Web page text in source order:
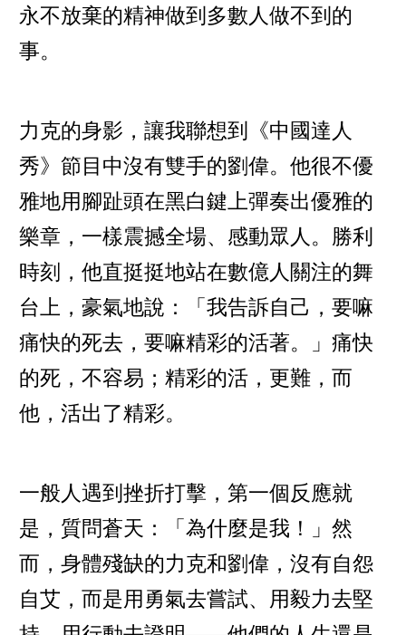
永不放棄的精神做到多數人做不到的
事。
力克的身影，讓我聯想到《中國達人
秀》節目中沒有雙手的劉偉。他很不優
雅地用腳趾頭在黑白鍵上彈奏出優雅的
樂章，一樣震撼全場、感動眾人。勝利
時刻，他直挺挺地站在數億人關注的舞
台上，豪氣地說：「我告訴自己，要嘛
痛快的死去，要嘛精彩的活著。」痛快
的死，不容易；精彩的活，更難，而
他，活出了精彩。
一般人遇到挫折打擊，第一個反應就
是，質問蒼天：「為什麼是我！」然
而，身體殘缺的力克和劉偉，沒有自怨
自艾，而是用勇氣去嘗試、用毅力去堅